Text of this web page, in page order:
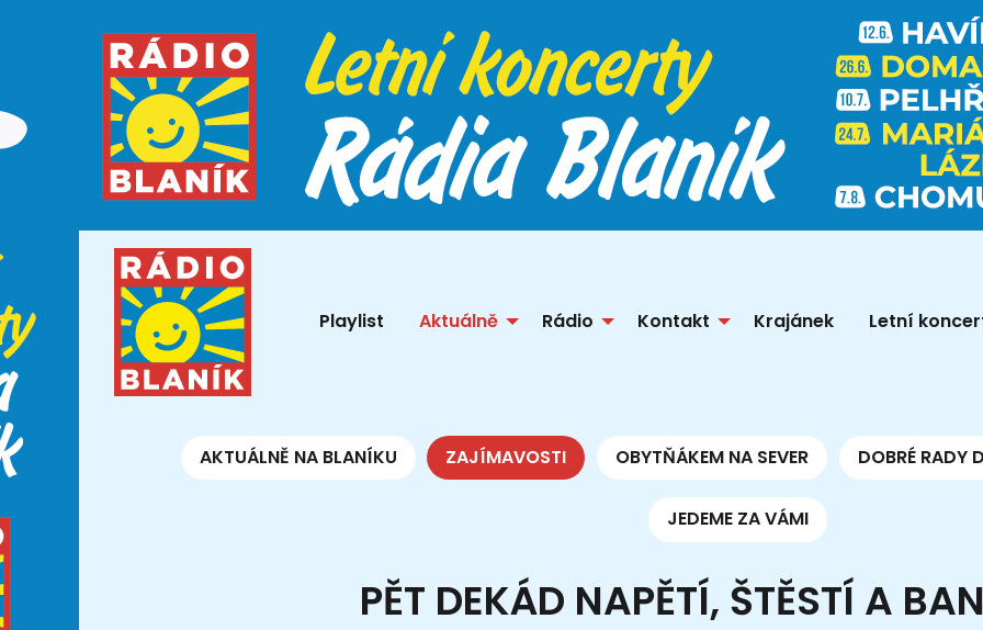
Playlist Aktuálně Rádio Kontakt Krajánek Letní
AKTUÁLNĚ NA BLANÍKU ZAJÍMAVOSTI OBYTŇÁKEM NA SEVER DOBRÉ RADY
JEDEME ZA VÁMI
PĚT DEKÁD NAPĚTÍ, ŠTĚSTÍ A